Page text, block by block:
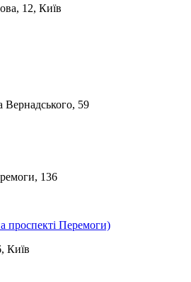
12, Київ
Вернадського, 59
136
проспекті Перемоги)
Київ